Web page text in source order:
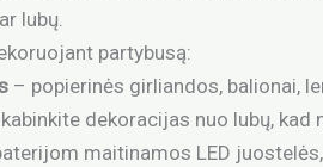
lubų.
partybusą:
– popierinės girliandos, balionai,
dekoracijas nuo lubų,
maitinamos LED